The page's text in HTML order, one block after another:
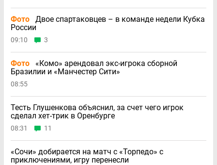
Фото
Двое спартаковцев – в команде недели Кубка
России
09:10 3
Фото
«Комо» арендовал экс-игрока сборной
Бразилии и «Манчестер Сити»
08:55
Тесть Глушенкова объяснил, за счет чего игрок
сделал хет-трик в Оренбурге
08:31 11
«Сочи» добирается на матч с «Торпедо» с
приключениями, игру перенесли